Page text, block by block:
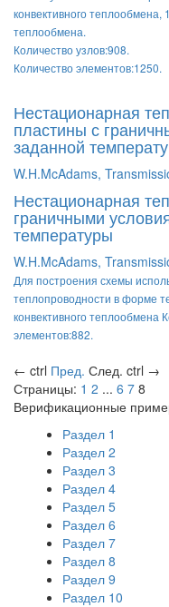
конвективного
теплообмена.
Количество узлов:908.
Количество элементов:1250.
Нестационарная
пластины с
заданной
W.H.McAdams,
Нестационарная
граничными
температуры
W.H.McAdams,
Для построения схемы
теплопроводности в форме
конвективного теплообмена
элементов:882.
← ctrl Пред. След. ctrl →
Страницы: 1 2 ... 6 7 8
Верификационные
Раздел 1
Раздел 2
Раздел 3
Раздел 4
Раздел 5
Раздел 6
Раздел 7
Раздел 8
Раздел 9
Раздел 10